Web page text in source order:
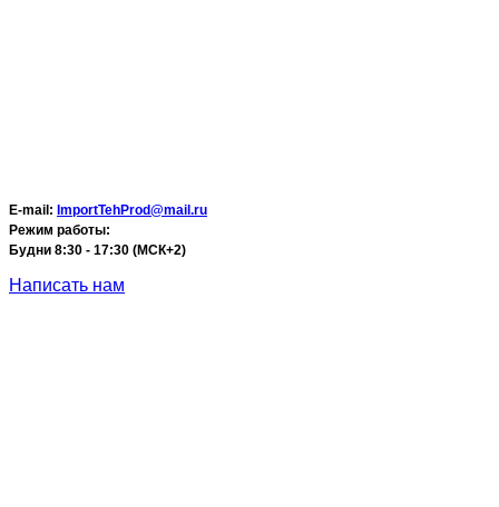
E-mail: ImportTehProd@mail.ru
Режим работы:
Будни 8:30 - 17:30 (МСК+2)
Написать нам